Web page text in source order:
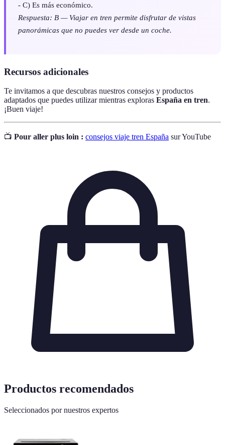
- C) Es más económico.
Respuesta: B — Viajar en tren permite disfrutar de vistas
panorámicas que no puedes ver desde un coche.
Recursos adicionales
Te invitamos a que descubras nuestros consejos y productos
adaptados que puedes utilizar mientras exploras España en tren.
¡Buen viaje!
📺 Pour aller plus loin : consejos viaje tren España sur YouTube
Productos recomendados
Seleccionados por nuestros expertos